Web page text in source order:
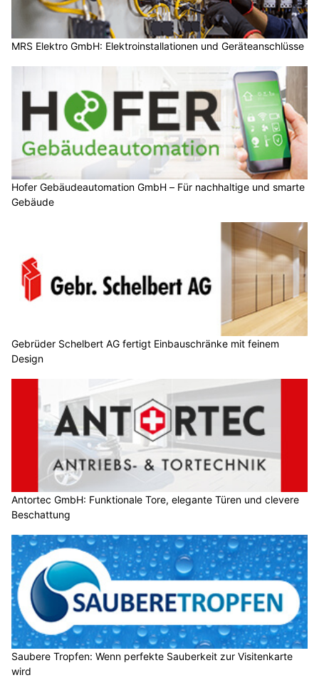
MRS Elektro GmbH: Elektroinstallationen und Geräteanschlüsse
Hofer Gebäudeautomation GmbH – Für nachhaltige und smarte
Gebäude
Gebrüder Schelbert AG fertigt Einbauschränke mit feinem
Design
Antortec GmbH: Funktionale Tore, elegante Türen und clevere
Beschattung
Saubere Tropfen: Wenn perfekte Sauberkeit zur Visitenkarte
wird